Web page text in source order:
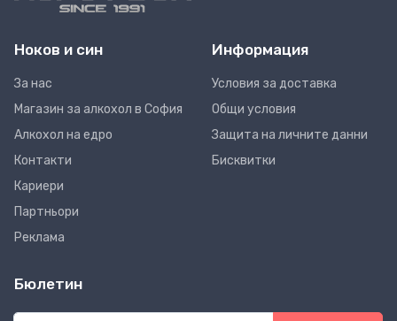
Ноков и син
За нас
Магазин за алкохол в София
Алкохол на едро
Контакти
Кариери
Партньори
Реклама
Информация
Условия за доставка
Общи условия
Защита на личните данни
Бисквитки
Бюлетин